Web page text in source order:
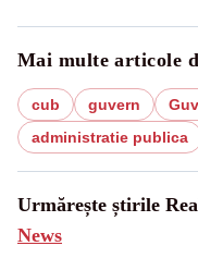
Mai multe articole
cub guvern
administratie publica
Urmărește știrile
News